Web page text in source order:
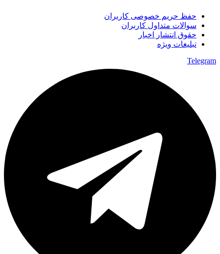
حفظ حریم خصوصی کاربران
سوالات متداول کاربران
حقوق انتشار اخبار
تبلیغات ویژه
Telegram